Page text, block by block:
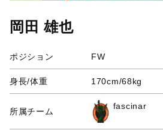
岡田 雄也
ポジション FW
身長/体重 170cm/68kg
所属チーム
fascinar